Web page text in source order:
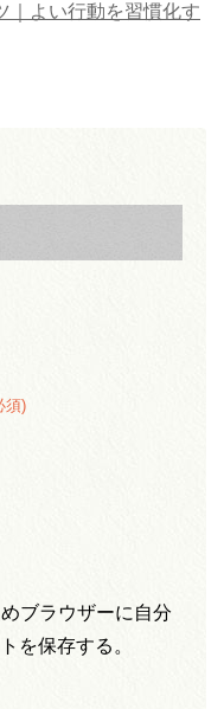
｜よい行動を習慣化す
須)
ブラウザーに自分
を保存する。